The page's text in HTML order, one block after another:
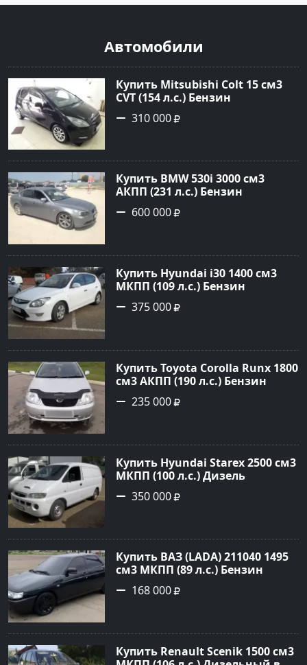
Автомобили
Купить Mitsubishi Colt 15 см3
CVT (154 л.с.) Бензин
турбонаддув в Краснодар:
цвет Чёрный металик Хетчбэк
сайте Авторынок23
310 000
Купить BMW 530i 3000 см3
АКПП (231 л.с.) Бензин
инжектор в Новороссийск:
цвет серый Седан 2004 года по
Авторынок23
600 000
Купить Hyundai i30 1400 см3
МКПП (109 л.с.) Бензин
инжектор в Кропоткин: цвет
белый Хетчбэк 2011 года по
Авторынок23
375 000
Купить Toyota Corolla Runx 1800
см3 АКПП (190 л.с.) Бензин
инжектор в Тихорецк: цвет
Серый Хетчбэк 2002 года по
Авторынок23
235 000
Купить Hyundai Starex 2500 см3
МКПП (100 л.с.) Дизель
турбонаддув в Краснодар:
цвет белый Фургон 2014 года
Авторынок23
350 000
Купить ВАЗ (LADA) 211040 1495
см3 МКПП (89 л.с.) Бензин
инжектор в Краснодвр: цвет
Черный Седан 2007 года по
Авторынок23
168 000
Купить Renault Scenik 1500 см3